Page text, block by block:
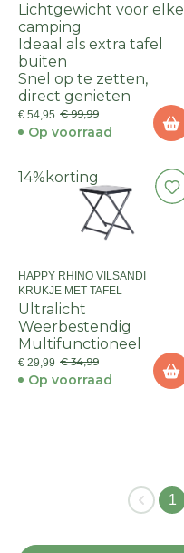
Lichtgewicht voor elke
camping
Ideaal als extra tafel
buiten
Snel op te zetten,
direct genieten
€ 54,95 € 99,99
Op voorraad
14% korting
HAPPY RHINO VILSANDI
KRUKJE MET TAFEL
Ultralicht
Weerbestendig
Multifunctioneel
€ 29,99 € 34,99
Op voorraad
1